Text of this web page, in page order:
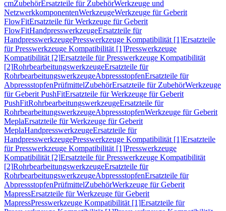
cmZubehörErsatzteile für ZubehörWerkzeuge und
NetzwerkkomponentenWerkzeugeWerkzeuge für Geberit
FlowFitErsatzteile für Werkzeuge für Geberit
FlowFitHandpresswerkzeugeErsatzteile für
HandpresswerkzeugePresswerkzeuge Kompatibilität [1]Ersatzteile
für Presswerkzeuge Kompatibilität [1]Presswerkzeuge
Kompatibilität [2]Ersatzteile für Presswerkzeuge Kompatibilität
[2]RohrbearbeitungswerkzeugeErsatzteile für
RohrbearbeitungswerkzeugeAbpressstopfenErsatzteile für
AbpressstopfenPrüfmittelZubehörErsatzteile für ZubehörWerkzeuge
für Geberit PushFitErsatzteile für Werkzeuge für Geberit
PushFitRohrbearbeitungswerkzeugeErsatzteile für
RohrbearbeitungswerkzeugeAbpressstopfenWerkzeuge für Geberit
MeplaErsatzteile für Werkzeuge für Geberit
MeplaHandpresswerkzeugeErsatzteile für
HandpresswerkzeugePresswerkzeuge Kompatibilität [1]Ersatzteile
für Presswerkzeuge Kompatibilität [1]Presswerkzeuge
Kompatibilität [2]Ersatzteile für Presswerkzeuge Kompatibilität
[2]RohrbearbeitungswerkzeugeErsatzteile für
RohrbearbeitungswerkzeugeAbpressstopfenErsatzteile für
AbpressstopfenPrüfmittelZubehörWerkzeuge für Geberit
MapressErsatzteile für Werkzeuge für Geberit
MapressPresswerkzeuge Kompatibilität [1]Ersatzteile für